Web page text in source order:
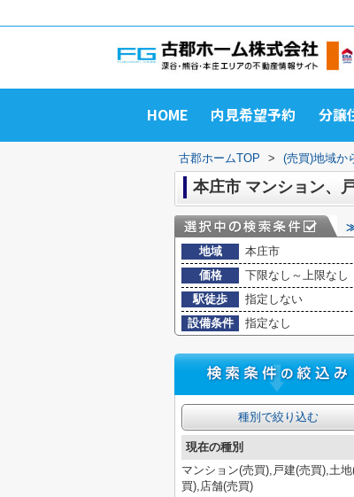
HOME 内見希望予約 分譲
古郡ホームTOP > (売買)地域か
本庄市 マンション、
地域
本庄市
価格
下限なし～上限なし
駅徒歩
指定しない
設備条件
指定なし
種別で絞り込む
現在の種別
マンション(売買),戸建(売買),土地
買),店舗(売買)